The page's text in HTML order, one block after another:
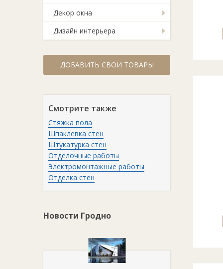
Декор окна
Дизайн интерьера
ДОБАВИТЬ СВОИ ТОВАРЫ
Смотрите также
Стяжка пола
Шпаклевка стен
Штукатурка стен
Отделочные работы
Электромонтажные работы
Отделка стен
Новости Гродно